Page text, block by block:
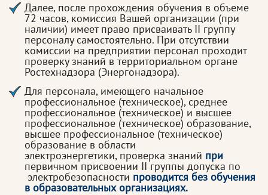
Далее, после прохождения обучения в объеме
72 часов, комиссия Вашей организации (при
наличии) имеет право присваивать II группу
персоналу самостоятельно. При отсутствии
комиссии на предприятии персонал проходит
проверку знаний в территориальном органе
Ростехнадзора (Энергонадзора).
Для персонала, имеющего начальное
профессиональное (техническое), среднее
профессиональное (техническое) и высшее
профессиональное (техническое) образование,
высшее профессиональное (техническое)
образование в области
электроэнергетики, проверка знаний при
первичном присвоении II группы допуска по
электробезопасности проводится без обучения
в образовательных организациях.